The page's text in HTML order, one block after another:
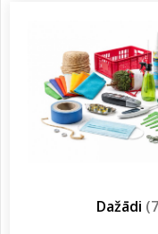
Dažādi